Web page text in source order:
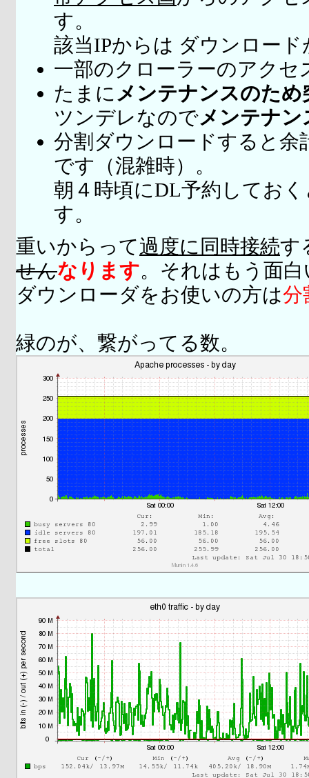
す。
該当IPからは ダウンロー
一部のクローラーのアクセ
たまに メンテナンスのため
ツンデレなのでメンテナ
分割ダウンロードすると余
です（混雑時）。
朝４時頃にDL予約してお
す。
重いからって過度に同時接続す
せんなります。それはもう面
ダウンローダをお使いの方は分
緑のが、繋がってる数。